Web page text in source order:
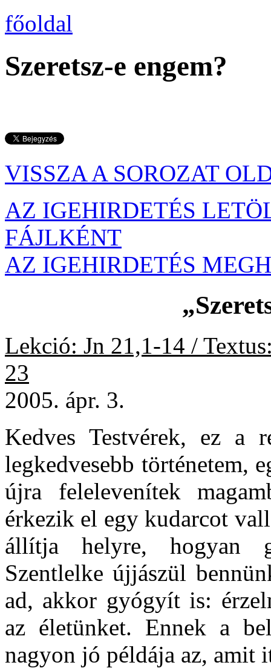
főoldal
Szeretsz-e engem?
VISSZA A SOROZAT
AZ IGEHIRDETÉS
FÁJLKÉNT
AZ IGEHIRDETÉS
Lekció: Jn 21,1-14 /
23
2005. ápr. 3.
Kedves Testvérek, ez a
legkedvesebb történetem,
újra felelevenítek
érkezik el egy kudarcot
állítja helyre, hogyan
Szentlelke újjászül
ad, akkor gyógyít is:
az életünket. Ennek a
nagyon jó példája az, amit